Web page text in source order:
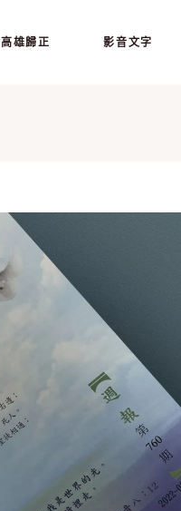
高雄歸正 影音文字